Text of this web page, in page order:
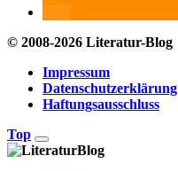
© 2008-2026 Literatur-Blog
Impressum
Datenschutzerklärung
Haftungsausschluss
Top